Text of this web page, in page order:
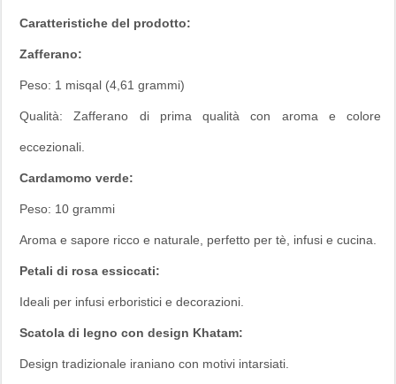
Caratteristiche del prodotto:
Zafferano:
Peso: 1 misqal (4,61 grammi)
Qualità: Zafferano di prima qualità con aroma e colore
eccezionali.
Cardamomo verde:
Peso: 10 grammi
Aroma e sapore ricco e naturale, perfetto per tè, infusi e cucina.
Petali di rosa essiccati:
Ideali per infusi erboristici e decorazioni.
Scatola di legno con design Khatam:
Design tradizionale iraniano con motivi intarsiati.